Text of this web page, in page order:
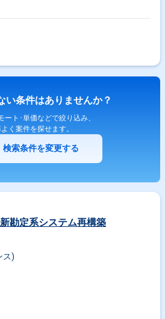
い条件はありませんか？
ート･単価などで絞り込み、
く案件を探せます。
検索条件を変更する
勘定系システム再構築
ス)